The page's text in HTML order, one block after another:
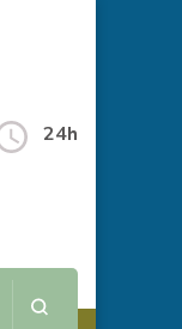
24h